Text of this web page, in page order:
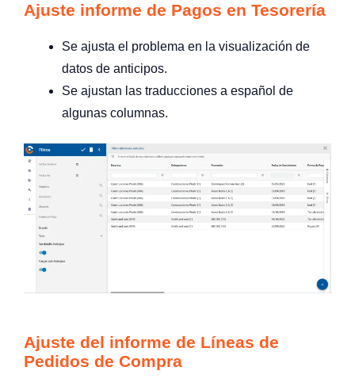
Ajuste informe de Pagos en Tesorería
Se ajusta el problema en la visualización de
datos de anticipos.
Se ajustan las traducciones a español de
algunas columnas.
Ajuste del informe de Líneas de
Pedidos de Compra